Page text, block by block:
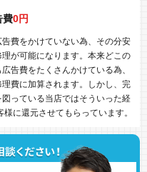
費0円
告費をかけていない為、その分安
理が可能になります。本来どこの
告費をたくさんかけている為、
理費に加算されます。しかし、完
っている当店ではそういった経
に還元させてもらっています。